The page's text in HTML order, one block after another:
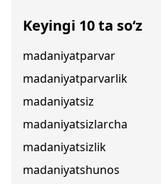
Keyingi 10 ta so‘z
madaniyatparvar
madaniyatparvarlik
madaniyatsiz
madaniyatsizlarcha
madaniyatsizlik
madaniyatshunos